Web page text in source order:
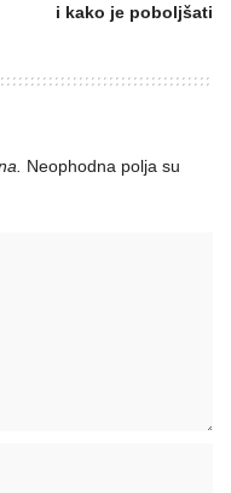
i kako je poboljšati
Neophodna polja su